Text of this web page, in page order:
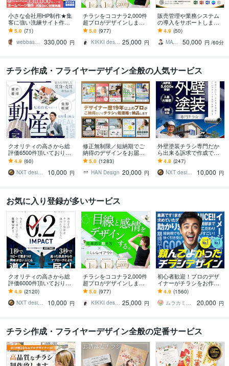
小さな会社用HP制作★集
客に強い洗練サイト作り
ます 平日・土日祝・深夜
対応可！プロが戦略から
デザインまで一気通貫
5.0 (71)
webbasetokyo＠ウィズスタイル
330,000 円
チラシをココナラ2,000件
超プロがデザインします
美しいレイアウト、目を
惹くビジュアルのフライ
ヤー・チラシ
5.0 (977)
KIKKI design 25,000 円
販売管理や業務システム
の導入をサポートします
Kintone・楽楽販売等の業
務システム構築を伴走サ
ポート！
4.9 (50)
MATSURYU｜まつりゅう
50,000 円 /60分
チラシ作成・フライヤーデザイン全般の人気サービス
クオリティの高さから総
評価6500件頂いておりま
す 修正無制限！25年デザ
イナーだから出来る不動
産集客チラシ
4.9 (60)
NXT design 研究所
10,000 円
修正無制限／短納期でご
納得のデザインをお届け
します その他、パンフ・
ポスター・メニュー・名
刺・看板 etc.
5.0 (1283)
HAN Design 20,000 円
外壁塗装チラシ専門だか
ら出来る訴求で作成でき
ます 修正無制限！信頼感
を大切にしたポスティン
グ反響重視デザイン
4.8 (247)
NXT design 研究所
10,000 円
お気に入り登録が多いサービス
クオリティの高さから総
評価6000件頂いておりま
す 修正無制限！25年デザ
イナーが作る訴求方法で
チラシ反響UP!
4.9 (2120)
NXT design 研究所
10,000 円
チラシをココナラ2,000件
超プロがデザインします
美しいレイアウト、目を
惹くビジュアルのフライ
ヤー・チラシ
5.0 (977)
KIKKI design 25,000 円
初心者歓迎！プロのデザ
イナーがチラシをお作り
します ココナラ初心者も
歓迎！企業から個人まで
高品質を安価でお届け！
4.9 (1560)
ムラカミラボ
20,000 円
チラシ作成・フライヤーデザイン全般の定番サービス